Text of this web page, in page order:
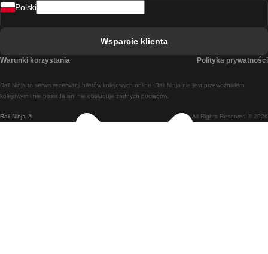
Pociąg Madryt - Lizbona
Pociąg Madryt - Barcelona
Rail Ninja ® All Rights Reserved © 2026
Rail Ninja to serwis rezerwacji biletów kolejowych online. Rail Ninja nie jest przewoźnikiem
kolejowym i nie posiada ani nie obsługuje żadnych pociągów.
Polski
Wsparcie klienta
Warunki korzystania Polityka prywatności